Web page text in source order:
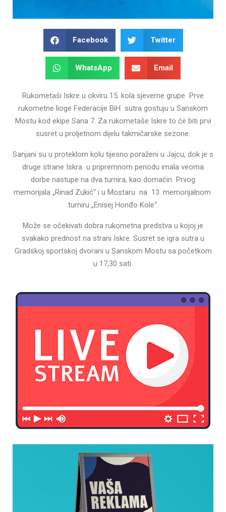
Facebook Twitter
WhatsApp Email
Rukometaši Iskre u okviru 15. kola sjeverne grupe Prve
rukometne lioge Federacije BiH sutra gostuju u Sanskom
Mostu kod ekipe Sana 7. Za rukometaše Iskre to će biti prvi
susret u proljetnom dijelu takmičarske sezone.
Sanjani su u proteklom kolu tijesno poraženi u Jajcu, dok je s
druge strane Iskra u pripremnom periodu imala veoma
dorbe nastupe na dva turnira, kao domaćin Prvog
memorijala „Rinad Zukić“ i u Mostaru na 13. memorijalnom
turniru „Enisej Honđo Kole“.
Može se očekivati dobra rukometna predstva u kojoj je
svakako prednost na strani Iskre. Susret se igra sutra u
Gradskoj sportskoj dvorani u Sanskom Mostu sa početkom
u 17,30 sati.